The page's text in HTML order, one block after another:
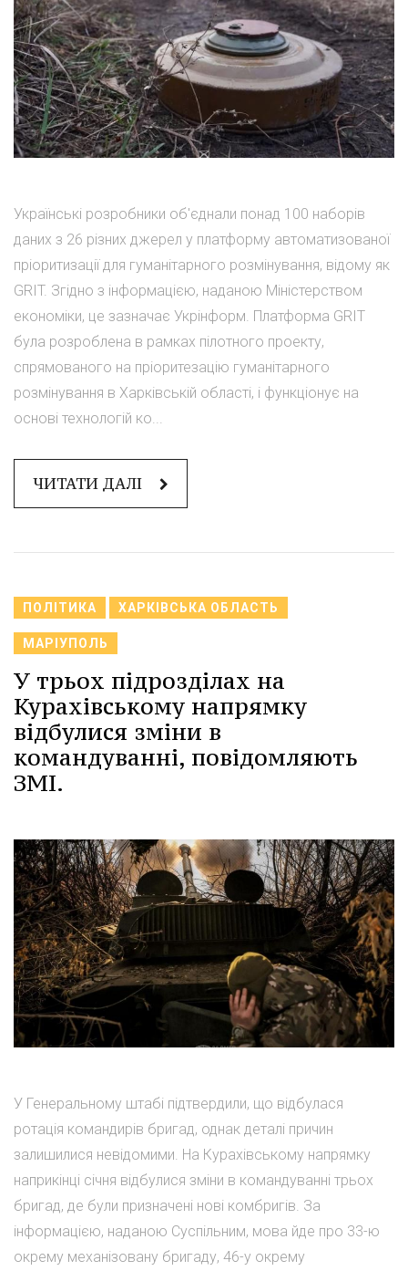
Українські розробники об'єднали понад 100 наборів
даних з 26 різних джерел у платформу автоматизованої
пріоритизації для гуманітарного розмінування, відому як
GRIT. Згідно з інформацією, наданою Міністерством
економіки, це зазначає Укрінформ. Платформа GRIT
була розроблена в рамках пілотного проекту,
спрямованого на пріоритезацію гуманітарного
розмінування в Харківській області, і функціонує на
основі технологій ко...
ЧИТАТИ ДАЛІ
ПОЛІТИКА ХАРКІВСЬКА ОБЛАСТЬ
МАРІУПОЛЬ
У трьох підрозділах на
Курахівському напрямку
відбулися зміни в
командуванні, повідомляють
ЗМІ.
У Генеральному штабі підтвердили, що відбулася
ротація командирів бригад, однак деталі причин
залишилися невідомими. На Курахівському напрямку
наприкінці січня відбулися зміни в командуванні трьох
бригад, де були призначені нові комбригів. За
інформацією, наданою Суспільним, мова йде про 33-ю
окрему механізовану бригаду, 46-у окрему